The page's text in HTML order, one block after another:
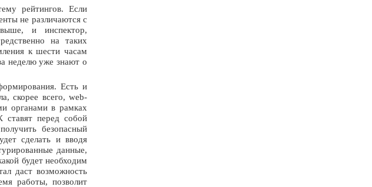
рейтингов. Если
не различаются с
и инспектор,
на таких
к шести часам
неделю уже знают о
Есть и
скорее всего, web-
органами в рамках
перед собой
безопасный
сделать и вводя
данные,
будет необходим
даст возможность
работы, позволит